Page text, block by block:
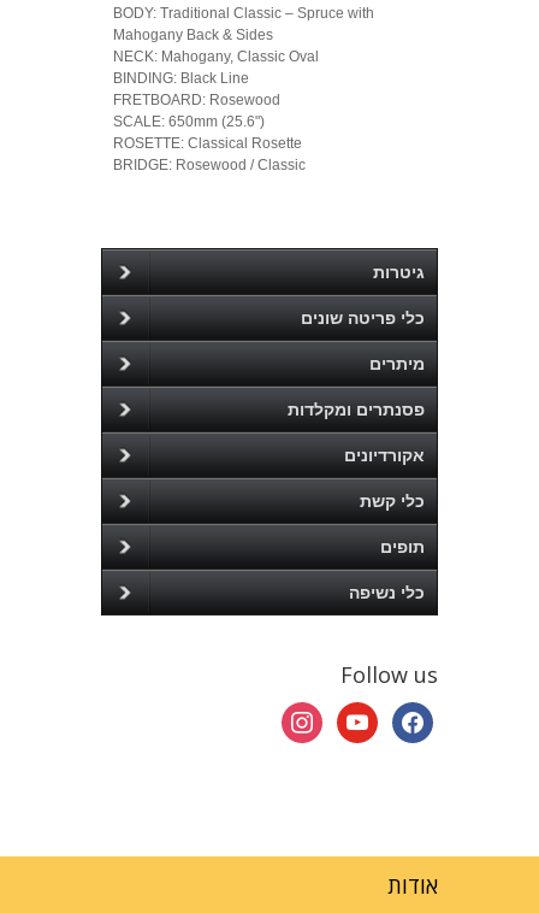
BODY: Traditional Classic – Spruce with
Mahogany Back & Sides
NECK: Mahogany, Classic Oval
BINDING: Black Line
FRETBOARD: Rosewood
SCALE: 650mm (25.6")
ROSETTE: Classical Rosette
BRIDGE: Rosewood / Classic
גיטרות
כלי פריטה שונים
מיתרים
פסנתרים ומקלדות
אקורדיונים
כלי קשת
תופים
כלי נשיפה
Follow us
facebook
youtube
instagram
אודות